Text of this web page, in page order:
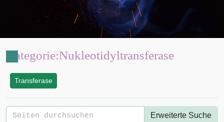
Kategorie:Nukleotidyltransferase
Transferase
Erweiterte Suche